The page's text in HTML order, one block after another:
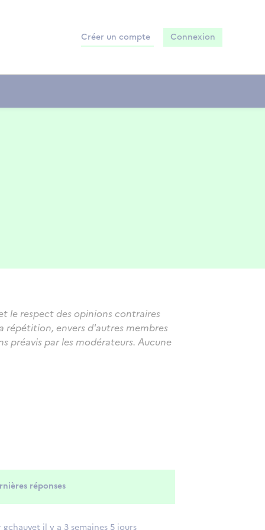
Créer un compte Connexion
le respect des opinions contraires
répétition, envers d'autres membres
préavis par les modérateurs. Aucune
réponses
gchauvet il y a 3 semaines 5 jours